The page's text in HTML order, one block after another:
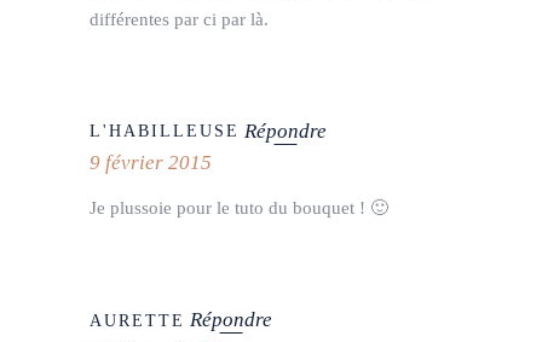
différentes par ci par là.
L'HABILLEUSE Répondre
9 février 2015
Je plussoie pour le tuto du bouquet ! 🙂
AURETTE Répondre